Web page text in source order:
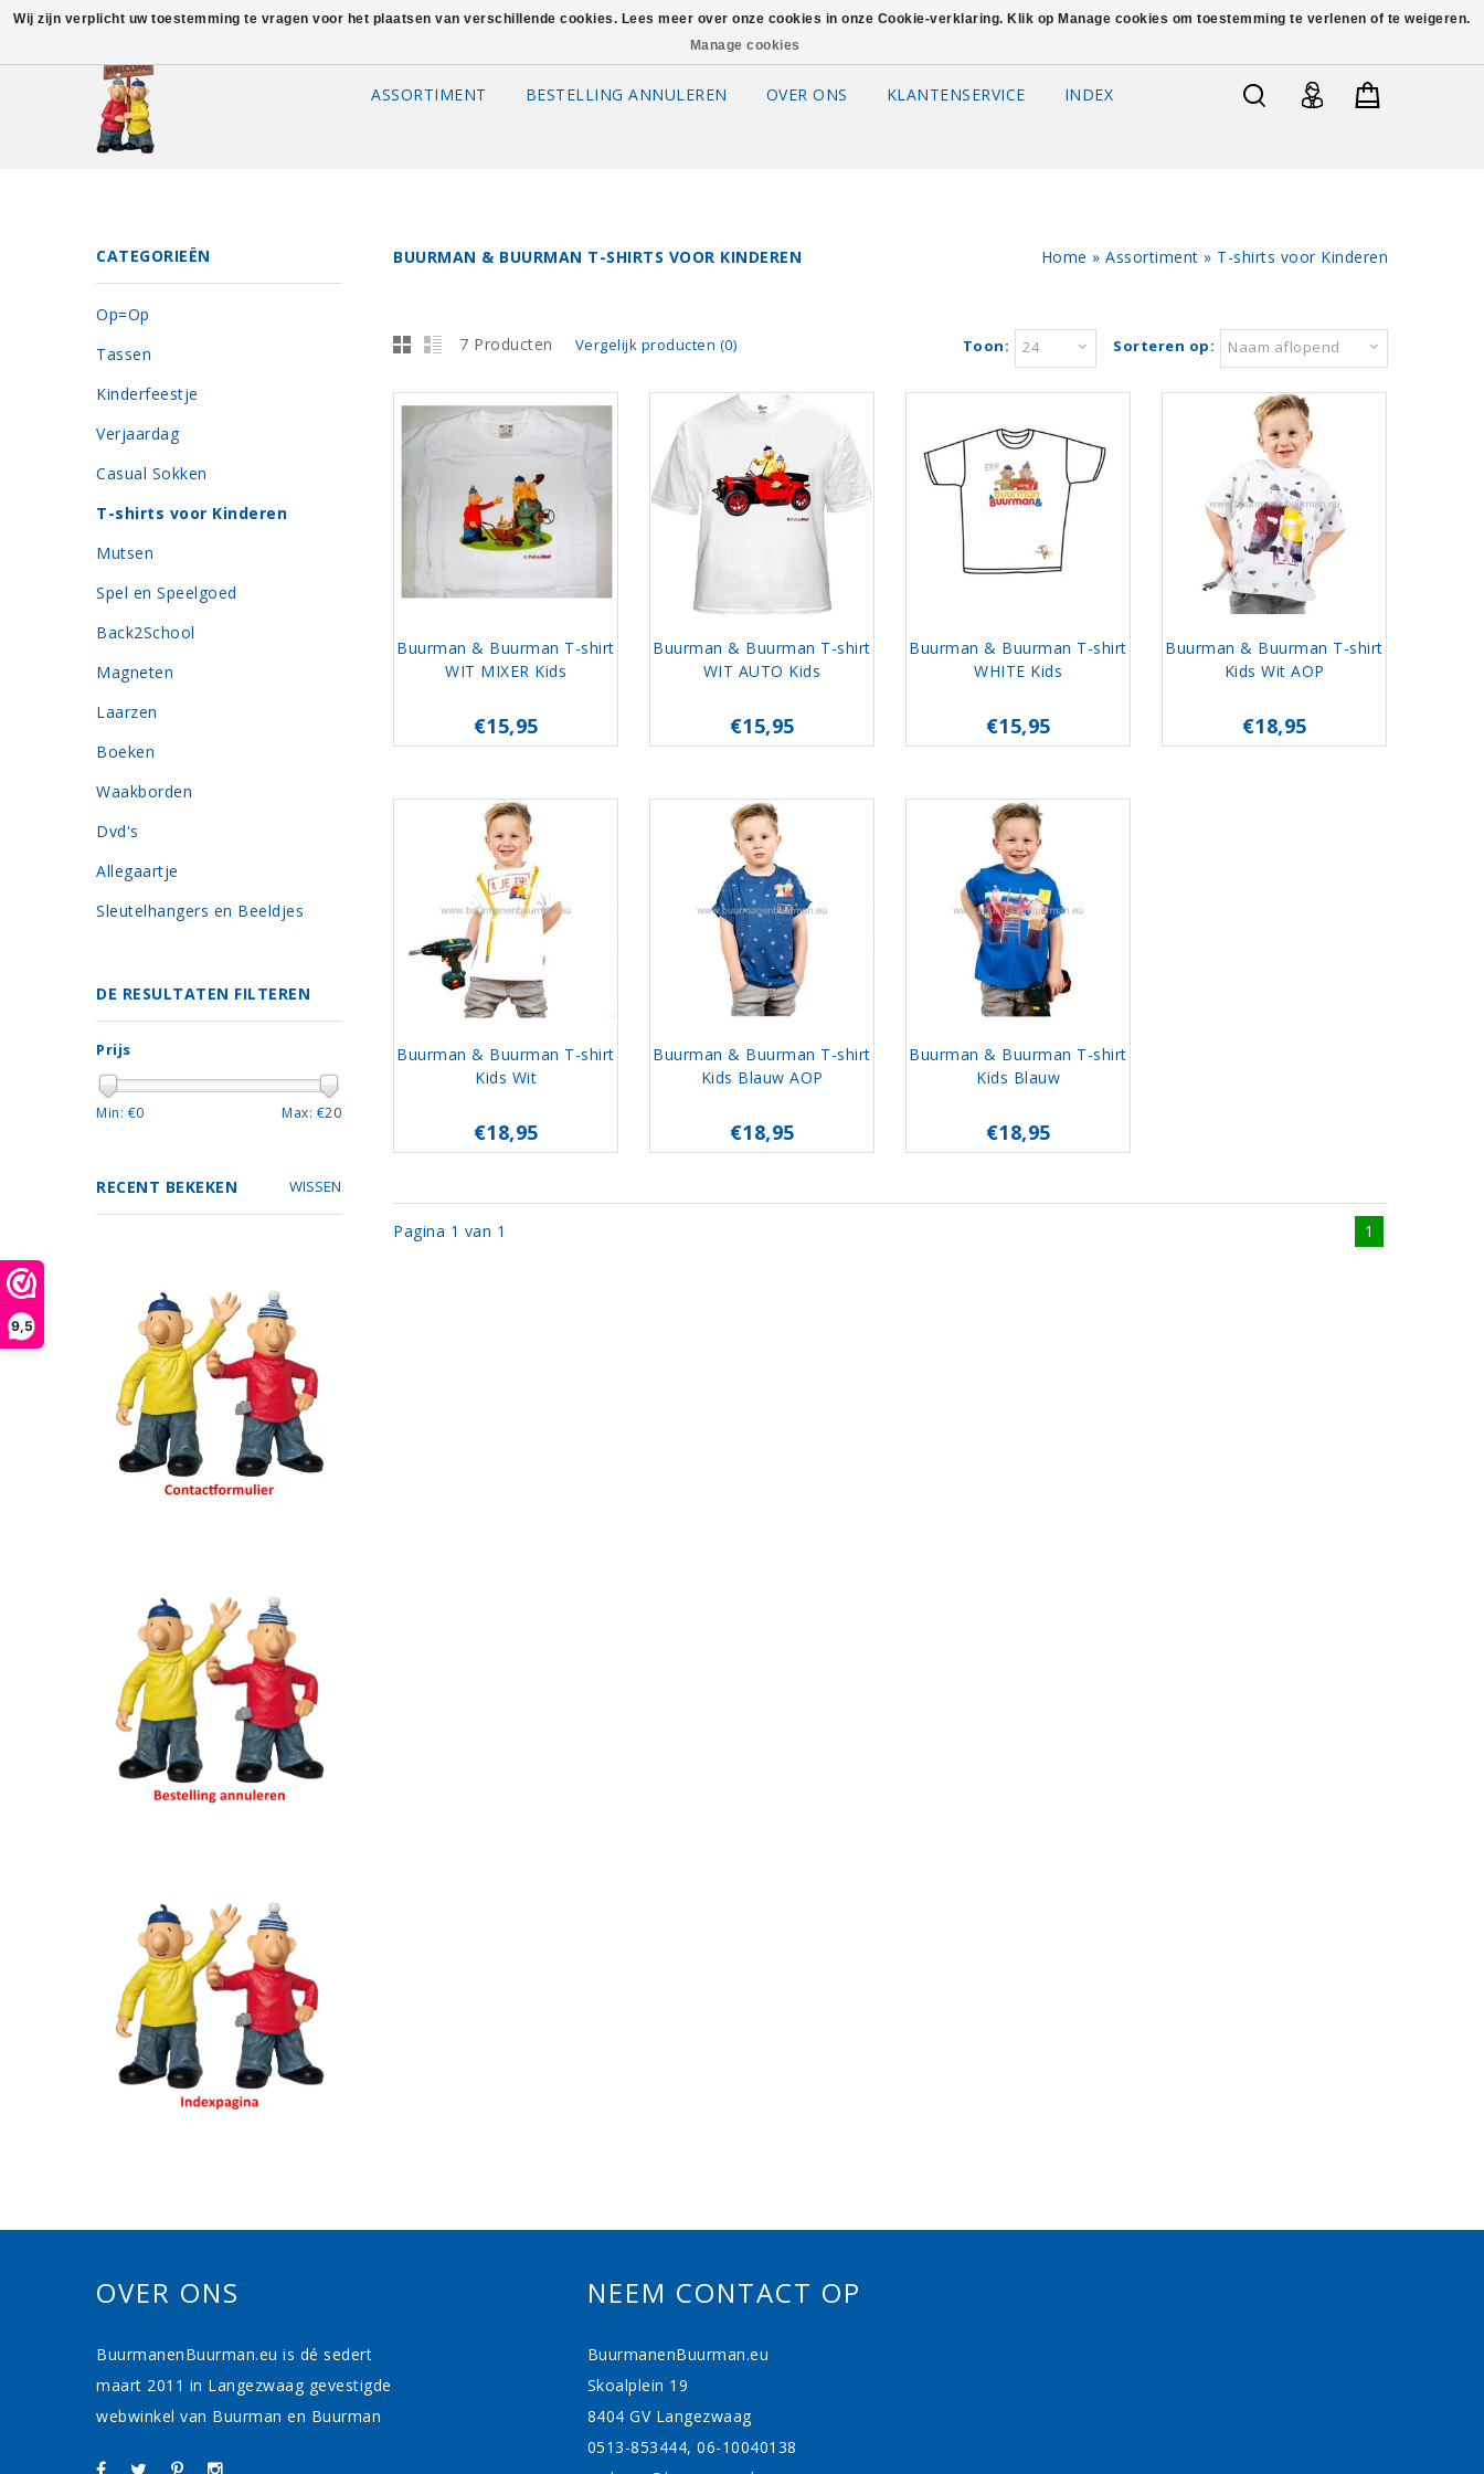
9,5
ASSORTIMENT BESTELLING ANNULEREN OVER ONS KLANTENSERVICE INDEX
Home » Assortiment » T-shirts voor Kinderen
BUURMAN & BUURMAN T-SHIRTS VOOR KINDEREN
7 Producten Vergelijk producten (0) Sorteren op: Naam aflopend
Toon: 24
Buurman & Buurman T-shirt
WIT MIXER Kids
€15,95
Buurman & Buurman T-shirt
WIT AUTO Kids
€15,95
Buurman & Buurman T-shirt
WHITE Kids
€15,95
Buurman & Buurman T-shirt
Kids Wit AOP
€18,95
Buurman & Buurman T-shirt
Kids Wit
€18,95
Buurman & Buurman T-shirt
Kids Blauw AOP
€18,95
Buurman & Buurman T-shirt
Kids Blauw
€18,95
Pagina 1 van 1 1
CATEGORIEËN
Op=Op
Tassen
Kinderfeestje
Verjaardag
Casual Sokken
T-shirts voor Kinderen
Mutsen
Spel en Speelgoed
Back2School
Magneten
Laarzen
Boeken
Waakborden
Dvd's
Allegaartje
Sleutelhangers en Beeldjes
DE RESULTATEN FILTEREN
Prijs
Min: €0 Max: €20
RECENT BEKEKEN WISSEN
OVER ONS
BuurmanenBuurman.eu is dé sedert
maart 2011 in Langezwaag gevestigde
webwinkel van Buurman en Buurman
NEEM CONTACT OP
BuurmanenBuurman.eu
Skoalplein 19
8404 GV Langezwaag
0513-853444, 06-10040138
Wij zijn verplicht uw toestemming te vragen voor het plaatsen van verschillende cookies. Lees meer over onze cookies in onze Cookie-verklaring. Klik op Manage cookies om toestemming te verlenen of te weigeren.
Manage cookies